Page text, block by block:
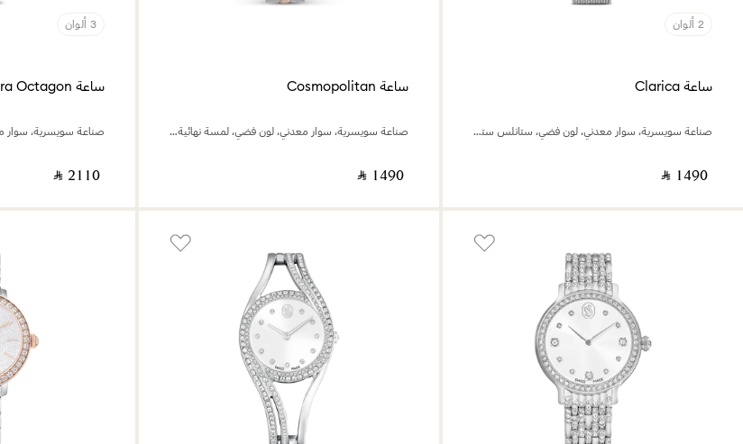
2 ألوان
ساعة Clarica
صناعة سويسرية، سوار معدني، لون فضي، ستانلس ستيل
‎ ⃁ ⁦1490⁩ ‎
ساعة Cosmopolitan
صناعة سويسرية، سوار معدني، لون فضي، لمسة نهائية من معادن مختلطة
‎ ⃁ ⁦1490⁩ ‎
3 ألوان
ساعة Dextera Octagon
‎ ⃁ ⁦2110⁩ ‎